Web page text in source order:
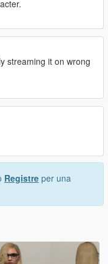
streaming it on wrong
Registre per una